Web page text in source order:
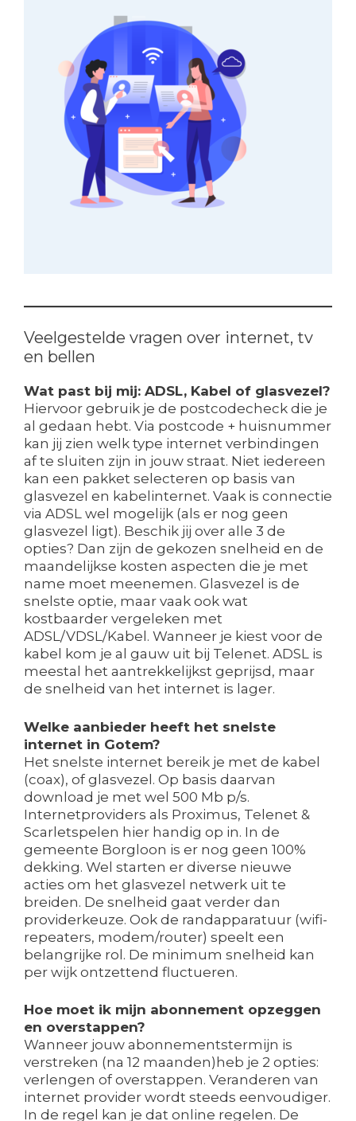
Veelgestelde vragen over internet, tv
en bellen
Wat past bij mij: ADSL, Kabel of glasvezel?
Hiervoor gebruik je de postcodecheck die je
al gedaan hebt. Via postcode + huisnummer
kan jij zien welk type internet verbindingen
af te sluiten zijn in jouw straat. Niet iedereen
kan een pakket selecteren op basis van
glasvezel en kabelinternet. Vaak is connectie
via ADSL wel mogelijk (als er nog geen
glasvezel ligt). Beschik jij over alle 3 de
opties? Dan zijn de gekozen snelheid en de
maandelijkse kosten aspecten die je met
name moet meenemen. Glasvezel is de
snelste optie, maar vaak ook wat
kostbaarder vergeleken met
ADSL/VDSL/Kabel. Wanneer je kiest voor de
kabel kom je al gauw uit bij Telenet. ADSL is
meestal het aantrekkelijkst geprijsd, maar
de snelheid van het internet is lager.
Welke aanbieder heeft het snelste
internet in Gotem?
Het snelste internet bereik je met de kabel
(coax), of glasvezel. Op basis daarvan
download je met wel 500 Mb p/s.
Internetproviders als Proximus, Telenet &
Scarletspelen hier handig op in. In de
gemeente Borgloon is er nog geen 100%
dekking. Wel starten er diverse nieuwe
acties om het glasvezel netwerk uit te
breiden. De snelheid gaat verder dan
providerkeuze. Ook de randapparatuur (wifi-
repeaters, modem/router) speelt een
belangrijke rol. De minimum snelheid kan
per wijk ontzettend fluctueren.
Hoe moet ik mijn abonnement opzeggen
en overstappen?
Wanneer jouw abonnementstermijn is
verstreken (na 12 maanden)heb je 2 opties:
verlengen of overstappen. Veranderen van
internet provider wordt steeds eenvoudiger.
In de regel kan je dat online regelen. De